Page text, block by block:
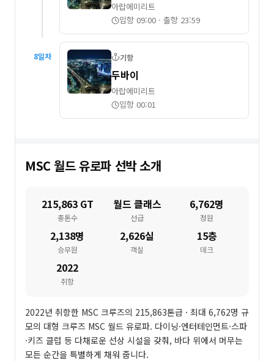
아랍에미리트
입항 09:00 · 출항 23:59
8일차 기항
두바이
아랍에미리트
입항 00:01
MSC 월드 유로파 선박 소개
215,863 GT
총톤수
월드 클래스
선급
6,762명
정원
2,138명
승무원
2,626실
객실
15층
데크
2022
취항
2022년 취항한 MSC 크루즈의 215,863톤급 · 최대 6,762명 규
모의 대형 크루즈 MSC 월드 유로파. 다이닝·엔터테인먼트·스파
·키즈 클럽 등 다채로운 선상 시설을 갖춰, 바다 위에서 머무는
모든 순간을 특별하게 채워 줍니다.